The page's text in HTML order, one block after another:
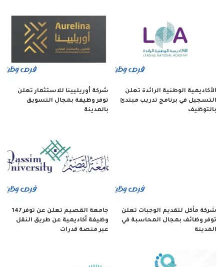
الأكاديمية الوطنية الرائدة تعلن
التسجيل في برنامج تدريب مبتدئ
بالتوظيف
شركة أوريليينا للاستثمار تعلن
توفر وظيفة بمجال التسويق
بالمدينة
شركة مأكل لتقديم الوجبات تعلن
توفر وظائف بمجال المحاسبة في
المدينة
جامعة القصيم تعلن عن توفر 147
وظيفة أكاديمية عن طريق النقل
عبر منصة قدرات